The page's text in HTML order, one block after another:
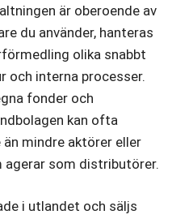
är oberoende av
du använder, hanteras
olika snabbt
och interna processer.
fonder och
kan ofta
än mindre aktörer eller
som distributörer.
i utlandet och säljs